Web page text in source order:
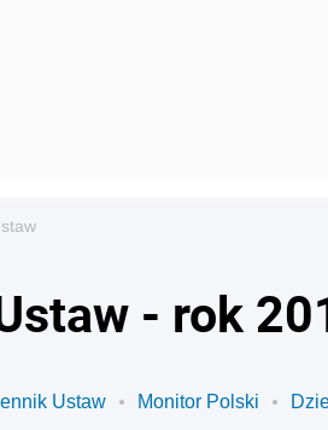
- rok
Ustaw Monitor Polski